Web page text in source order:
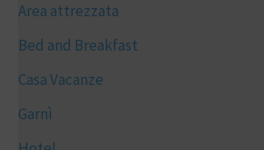
Area attrezzata
Bed and Breakfast
Casa Vacanze
Garnì